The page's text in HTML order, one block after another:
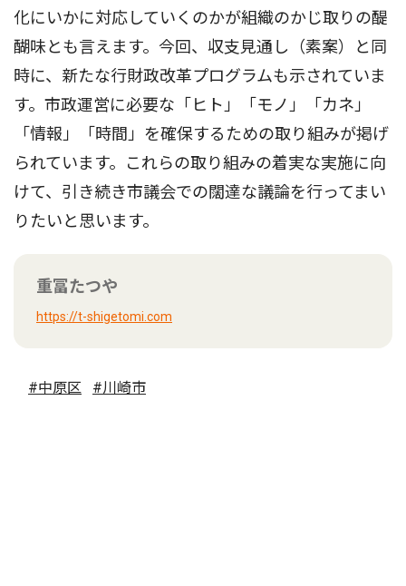
化にいかに対応していくのかが組織のかじ取りの醍
醐味とも言えます。今回、収支見通し（素案）と同
時に、新たな行財政改革プログラムも示されていま
す。市政運営に必要な「ヒト」「モノ」「カネ」
「情報」「時間」を確保するための取り組みが掲げ
られています。これらの取り組みの着実な実施に向
けて、引き続き市議会での闊達な議論を行ってまい
りたいと思います。
重冨たつや
https://t-shigetomi.com
#中原区 #川崎市